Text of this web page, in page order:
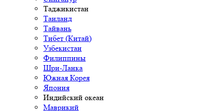
Таджикистан
Таиланд
Тайвань
Тибет (Китай)
Узбекистан
Филиппины
Шри-Ланка
Южная Корея
Япония
Индийский океан
Маврикий